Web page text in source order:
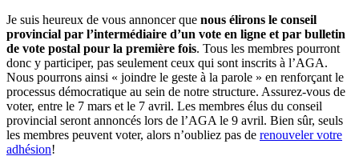
Je suis heureux de vous annoncer que nous élirons le conseil
provincial par l’intermédiaire d’un vote en ligne et par bulletin
de vote postal pour la première fois. Tous les membres pourront
donc y participer, pas seulement ceux qui sont inscrits à l’AGA.
Nous pourrons ainsi « joindre le geste à la parole » en renforçant le
processus démocratique au sein de notre structure. Assurez-vous de
voter, entre le 7 mars et le 7 avril. Les membres élus du conseil
provincial seront annoncés lors de l’AGA le 9 avril. Bien sûr, seuls
les membres peuvent voter, alors n’oubliez pas de renouveler votre
adhésion!